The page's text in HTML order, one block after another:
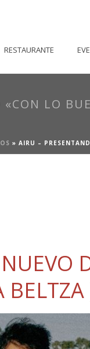
RESTAURANTE
LO
» AIRU –
BELTZA